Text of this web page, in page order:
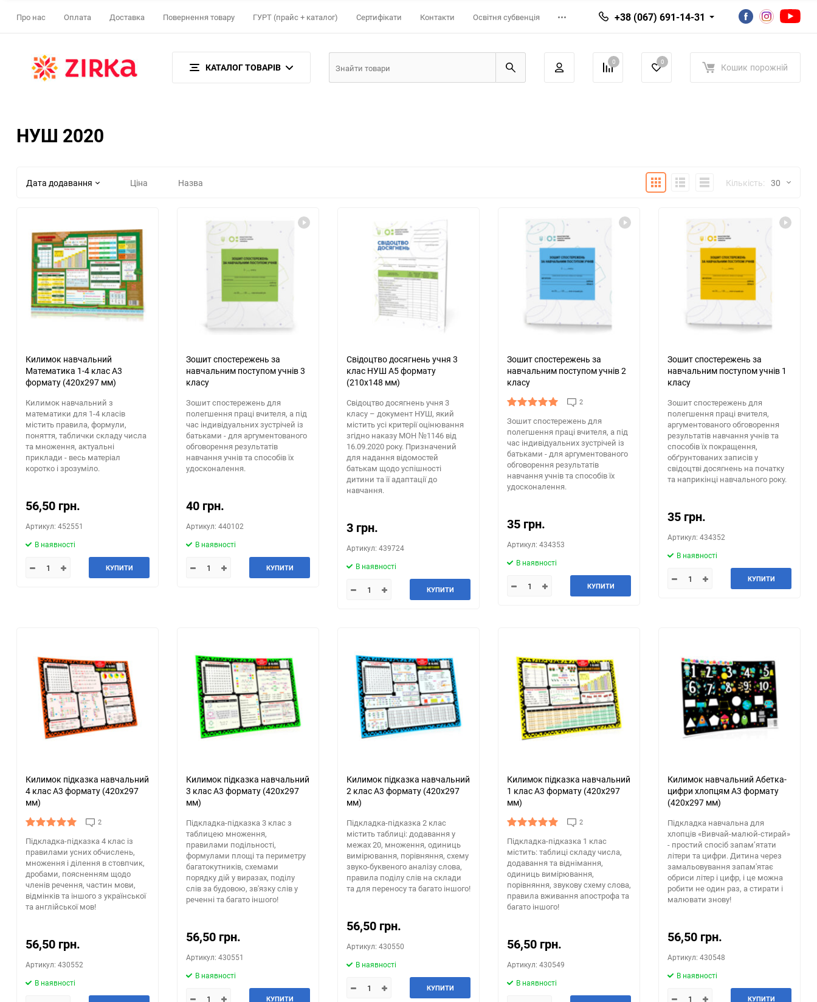
Про нас Оплата Доставка Повернення товару ГУРТ (прайс + каталог) Сертифікати Контакти Освітня субвенція +38 (067) 691-14-31
КАТАЛОГ ТОВАРІВ 0 0 Кошик порожній
НУШ 2020
Дата додавання Ціна Назва ПлиткаДетальноСписок Кількість: 30
60
90
150
Килимок навчальний
Математика 1-4 клас А3
формату (420х297 мм)
Килимок навчальний з
математики для 1-4 класів
містить правила, формули,
поняття, таблички складу числа
та множення, актуальні
приклади - весь матеріал
коротко і зрозуміло.
56,50 грн.
Артикул: 452551
В наявності
КУПИТИ
Зошит спостережень за
навчальним поступом учнів 3
класу
Зошит спостережень для
полегшення праці вчителя, а під
час індивідуальних зустрічей із
батьками - для аргументованого
обговорення результатів
навчання учнів та способів їх
удосконалення.
40 грн.
Артикул: 440102
В наявності
КУПИТИ
Свідоцтво досягнень учня 3
клас НУШ А5 формату
(210х148 мм)
Свідоцтво досягнень учня 3
класу – документ НУШ, який
містить усі критерії оцінювання
згідно наказу МОН №1146 від
16.09.2020 року. Призначений
для надання відомостей
батькам щодо успішності
дитини та її адаптації до
навчання.
3 грн.
Артикул: 439724
В наявності
КУПИТИ
Зошит спостережень за
навчальним поступом учнів 2
класу
2
Зошит спостережень для
полегшення праці вчителя, а під
час індивідуальних зустрічей із
батьками - для аргументованого
обговорення результатів
навчання учнів та способів їх
удосконалення.
35 грн.
Артикул: 434353
В наявності
КУПИТИ
Зошит спостережень за
навчальним поступом учнів 1
класу
Зошит спостережень для
полегшення праці вчителя,
аргументованого обговорення
результатів навчання учнів та
способів їх покращення,
обґрунтованих записів у
свідоцтві досягнень на початку
та наприкінці навчального року.
35 грн.
Артикул: 434352
В наявності
КУПИТИ
Килимок підказка навчальний
4 клас А3 формату (420х297
мм)
2
Підкладка-підказка 4 клас із
правилами усних обчислень,
множення і ділення в стовпчик,
дробами, поясненням щодо
членів речення, частин мови,
відмінків та іншого з української
та англійської мов!
56,50 грн.
Артикул: 430552
В наявності
Килимок підказка навчальний
3 клас А3 формату (420х297
мм)
Підкладка-підказка 3 клас з
таблицею множення,
правилами подільності,
формулами площі та периметру
багатокутників, схемами
порядку дій у виразах, поділу
слів за будовою, зв'язку слів у
реченні та багато іншого!
56,50 грн.
Артикул: 430551
В наявності
КУПИТИ
Килимок підказка навчальний
2 клас А3 формату (420х297
мм)
Підкладка-підказка 2 клас
містить таблиці: додавання у
межах 20, множення, одиниць
вимірювання, порівняння, схему
звуко-буквеного аналізу слова,
правила поділу слів на склади
та для переносу та багато іншого!
56,50 грн.
Артикул: 430550
В наявності
КУПИТИ
Килимок підказка навчальний
1 клас А3 формату (420х297
мм)
2
Підкладка-підказка 1 клас
містить: таблиці складу числа,
додавання та віднімання,
одиниць вимірювання,
порівняння, звукову схему слова,
правила вживання апострофа та
багато іншого!
56,50 грн.
Артикул: 430549
В наявності
Килимок навчальний Абетка-
цифри хлопцям А3 формату
(420х297 мм)
Підкладка навчальна для
хлопців «Вивчай-малюй-стирай»
- простий спосіб запам’ятати
літери та цифри. Дитина через
замальовування запам'ятає
обриси літер і цифр, і це можна
робити не один раз, а стирати і
малювати знову!
56,50 грн.
Артикул: 430548
В наявності
КУПИТИ